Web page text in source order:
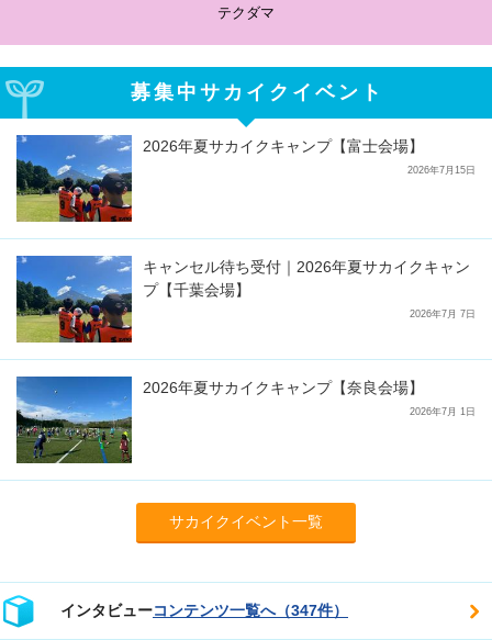
サカイクサッカーノート
募集中サカイクイベント
2026年夏サカイクキャンプ【富士会場】
2026年7月15日
キャンセル待ち受付｜2026年夏サカイクキャン
プ【千葉会場】
2026年7月 7日
2026年夏サカイクキャンプ【奈良会場】
2026年7月 1日
サカイクイベント一覧
インタビューコンテンツ一覧へ（347件）